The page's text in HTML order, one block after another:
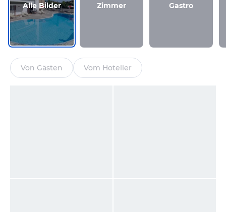
Alle Bilder Zimmer Gastro
Von Gästen Vom Hotelier